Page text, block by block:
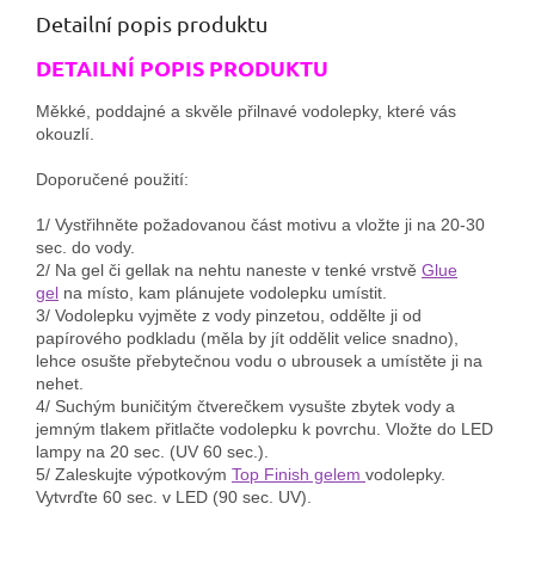
Detailní popis produktu
DETAILNÍ POPIS PRODUKTU
Měkké, poddajné a skvěle přilnavé vodolepky, které vás
okouzlí.
Doporučené použití:
1/ Vystřihněte požadovanou část motivu a vložte ji na 20-30
sec. do vody.
2/ Na gel či gellak na nehtu naneste v tenké vrstvě Glue
gel na místo, kam plánujete vodolepku umístit.
3/ Vodolepku vyjměte z vody pinzetou, oddělte ji od
papírového podkladu (měla by jít oddělit velice snadno),
lehce osušte přebytečnou vodu o ubrousek a umístěte ji na
nehet.
4/ Suchým buničitým čtverečkem vysušte zbytek vody a
jemným tlakem přitlačte vodolepku k povrchu. Vložte do LED
lampy na 20 sec. (UV 60 sec.).
5/ Zaleskujte výpotkovým Top Finish gelem vodolepky.
Vytvrďte 60 sec. v LED (90 sec. UV).